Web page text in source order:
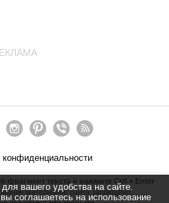
вашего удобства на сайте.
соглашаетесь на использование
конфиденциальности
текста и нажмите Ctrl + Enter
материалов сайта запрещено.